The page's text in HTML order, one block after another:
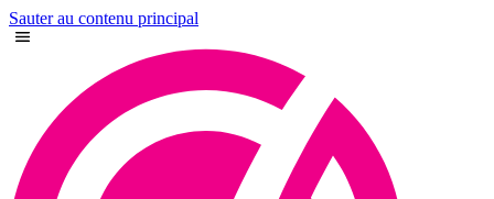
Sauter au contenu principal